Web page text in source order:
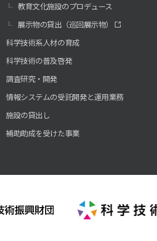
教育文化施設のプロデュース
展示物の貸出（巡回展示物）
科学技術系人材の育成
科学技術の普及啓発
調査研究・開発
情報システムの受託開発と運用業務
施設の貸出し
補助助成を受けた事業